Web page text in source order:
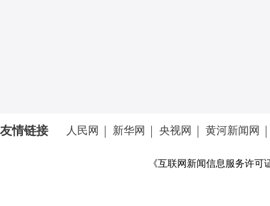
友情链接 人民网 新华网 央视网 黄河新闻网
《互联网新闻信息服务许可